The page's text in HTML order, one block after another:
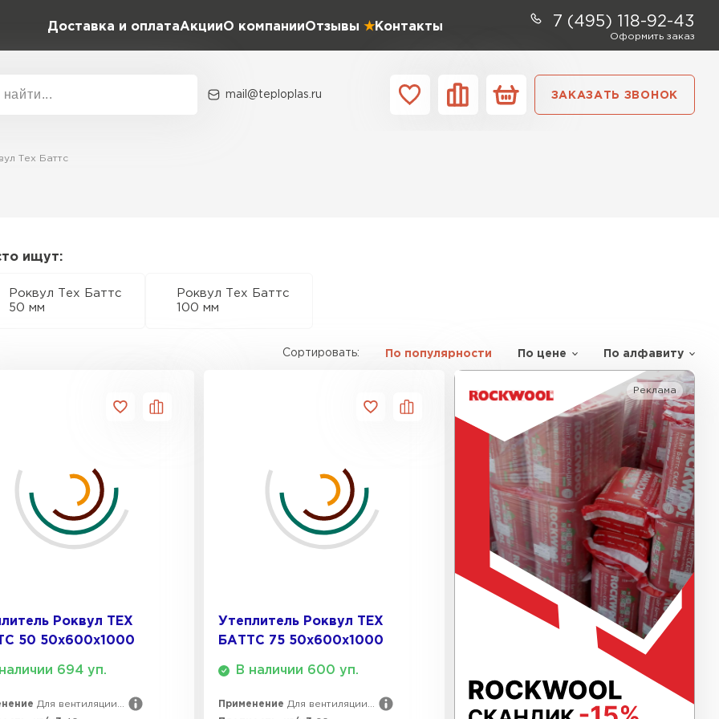
Доставка и оплатаАкцииО компанииОтзывы Контакты 7 (495) 118-92-43
Оформить заказ
mail@teploplas.ru ЗАКАЗАТЬ ЗВОНОК
Тех Баттс
ищут:
Роквул Тех Баттс
50 мм
Роквул Тех Баттс
100 мм
Сортировать: По популярности По цене По алфавиту
Роквул ТЕХ
50 50х600х1000
694 уп.
Для вентиляции...
Утеплитель Роквул ТЕХ
БАТТС 75 50х600х1000
В наличии 600 уп.
Применение Для вентиляции...
Реклама
Контакты
ПЕРЕЙТИ
Утеплитель Тизол
Утеплитель Ruspanel
Утеплитель Xotpipe
ПЕРЕЙТИ